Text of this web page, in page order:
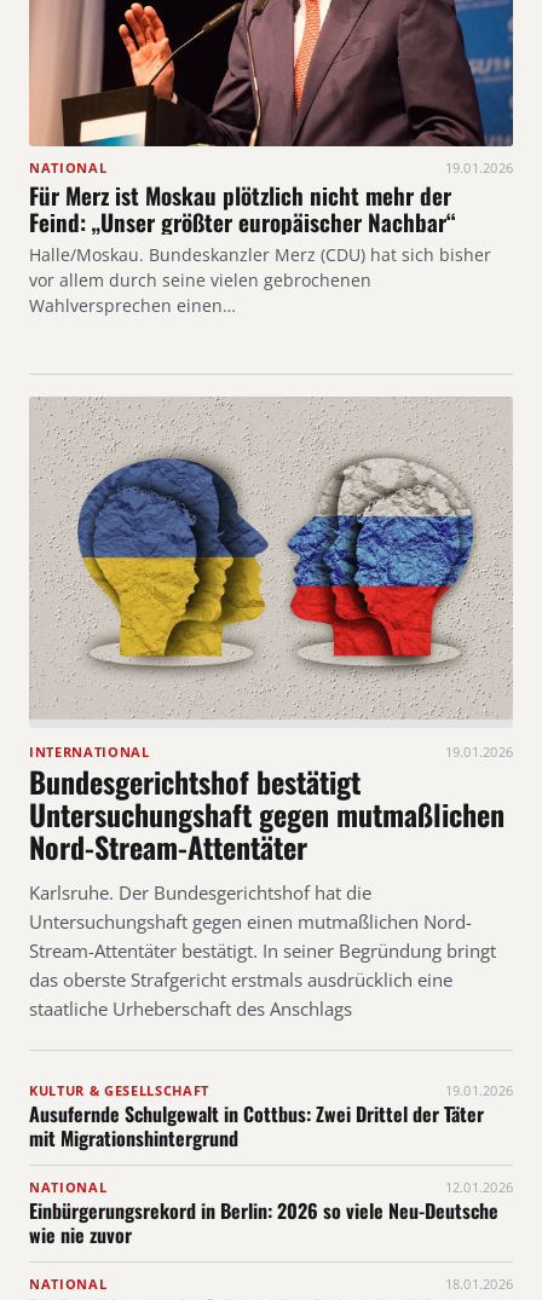
NATIONAL 19.01.2026
Für Merz ist Moskau plötzlich nicht mehr der
Feind: „Unser größter europäischer Nachbar“
Halle/Moskau. Bundeskanzler Merz (CDU) hat sich bisher
vor allem durch seine vielen gebrochenen
Wahlversprechen einen…
INTERNATIONAL 19.01.2026
Bundesgerichtshof bestätigt
Untersuchungshaft gegen mutmaßlichen
Nord-Stream-Attentäter
Karlsruhe. Der Bundesgerichtshof hat die
Untersuchungshaft gegen einen mutmaßlichen Nord-
Stream-Attentäter bestätigt. In seiner Begründung bringt
das oberste Strafgericht erstmals ausdrücklich eine
staatliche Urheberschaft des Anschlags
KULTUR & GESELLSCHAFT 19.01.2026
Ausufernde Schulgewalt in Cottbus: Zwei Drittel der Täter
mit Migrationshintergrund
NATIONAL 12.01.2026
Einbürgerungsrekord in Berlin: 2026 so viele Neu-Deutsche
wie nie zuvor
NATIONAL 18.01.2026